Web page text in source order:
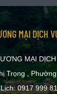
MẠI DỊCH
MẠI
Trọng ,
0917 999